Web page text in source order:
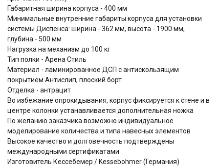
Габаритная ширина корпуса - 400 мм
Минимальные внутренние габариты корпуса для установки
системы Диспенса: ширина - 362 мм, высота - 1900 мм,
глубина - 500 мм
Нагрузка на механизм до 100 кг
Тип полки - Арена Стиль
Материал - ламинированное ДСП с антискользящим
покрытием Aнтислип, плоский борт
Отделка - антрацит
Во избежание опрокидывания, корпус фиксируется к стене и в
центре колонки устанавливается дополнительная ножка
По желанию заказчика возможно индивидуальное
моделирование количества и типа навесных элементов
Высокое качество и долговечность подтверждены
международными сертификатами
Изготовитель Кессебёмер / Kessebohmer (Германия)